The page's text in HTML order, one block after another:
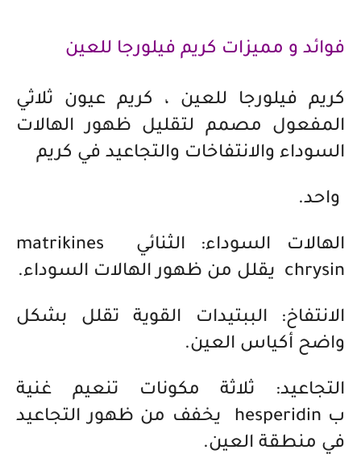
فوائد و مميزات كريم فيلورجا للعين
كريم فيلورجا للعين ، كريم عيون ثلاثي
المفعول مصمم لتقليل ظهور الهالات
السوداء والانتفاخات والتجاعيد في كريم
واحد.
الهالات السوداء: الثنائي matrikines
chrysin يقلل من ظهور الهالات السوداء.
الانتفاخ: الببتيدات القوية تقلل بشكل
واضح أكياس العين.
التجاعيد: ثلاثة مكونات تنعيم غنية
ب hesperidin
يخفف من ظهور التجاعيد
في منطقة العين.